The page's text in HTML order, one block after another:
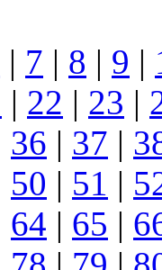
| 7 | 8 | 9 |
| 22 | 23 |
36 | 37 |
50 | 51 |
64 | 65 |